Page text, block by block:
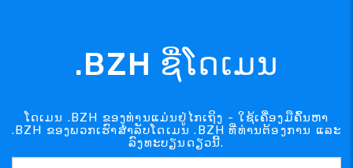
.BZH ຊື່ໂດເມນ
ໂດເມນ .BZH ຂອງທ່ານແມ່ນຢູ່ໄກເຖິງ - ໃຊ້ເຄື່ອງມືຄົ້ນຫາ
.BZH ຂອງພວກເຮົາສຳລັບໂດເມນ .BZH ທີ່ທ່ານຕ້ອງການ ແລະ
ລົງທະບຽນດຽວນີ້.